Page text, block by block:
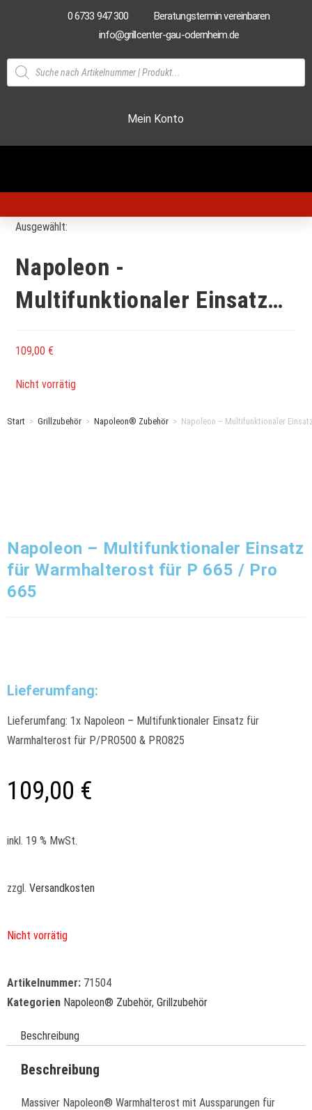
0 6733 947 300
Beratungstermin vereinbaren
info@grillcenter-gau-odernheim.de
Mein Konto
Ausgewählt:
Napoleon -
Multifunktionaler Einsatz…
109,00 €
Nicht vorrätig
Start > Grillzubehör > Napoleon® Zubehör > Napoleon – Multifunktionaler
Napoleon – Multifunktionaler Einsatz
für Warmhalterost für P 665 / Pro
665
Lieferumfang:
Lieferumfang: 1x Napoleon – Multifunktionaler Einsatz für
Warmhalterost für P/PRO500 & PRO825
109,00 €
inkl. 19 % MwSt.
zzgl. Versandkosten
Nicht vorrätig
Artikelnummer: 71504
Kategorien Napoleon® Zubehör, Grillzubehör
Beschreibung
Beschreibung
Massiver Napoleon® Warmhalterost mit Aussparungen für